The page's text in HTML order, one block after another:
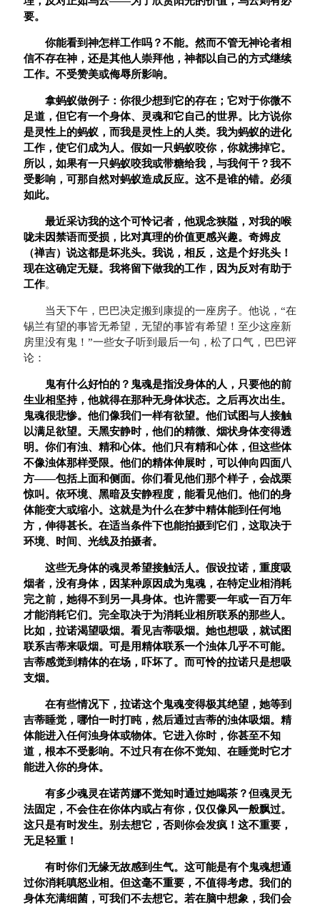
要。
你能看到神怎样工作吗？不能。然而不管无神论者相
信不存在神，还是其他人崇拜他，神都以自己的方式继续
工作。不受赞美或侮辱所影响。
拿蚂蚁做例子：你很少想到它的存在；它对于你微不
足道，但它有一个身体、灵魂和它自己的世界。比方说你
是灵性上的蚂蚁，而我是灵性上的人类。我为蚂蚁的进化
工作，使它们成为人。假如一只蚂蚁咬你，你就拂掉它。
所以，如果有一只蚂蚁咬我或带糖给我，与我何干？我不
受影响，可那自然对蚂蚁造成反应。这不是谁的错。必须
如此。
最近采访我的这个可怜记者，他观念狭隘，对我的喉
咙未因禁语而受损，比对真理的价值更感兴趣。奇姆皮
（禅吉）说这都是坏兆头。我说，相反，这是个好兆头！
现在这确定无疑。我将留下做我的工作，因为反对有助于
工作。
当天下午，巴巴决定搬到康提的一座房子。他说，“在
锡兰有望的事皆无希望，无望的事皆有希望！至少这座新
房里没有鬼！”一些女子听到最后一句，松了口气，巴巴评
论：
鬼有什么好怕的？鬼魂是指没身体的人，只要他的前
生业相坚持，他就得在那种无身体状态。之后再次出生。
鬼魂很悲惨。他们像我们一样有欲望。他们试图与人接触
以满足欲望。天黑安静时，他们的精微、烟状身体变得透
明。你们有浊、精和心体。他们只有精和心体，但这些体
不像浊体那样受限。他们的精体伸展时，可以伸向四面八
方——包括上面和侧面。你们看见他们那个样子，会战栗
惊叫。依环境、黑暗及安静程度，能看见他们。他们的身
体能变大或缩小。这就是为什么在梦中精体能到任何地
方，伸得甚长。在适当条件下也能拍摄到它们，这取决于
环境、时间、光线及拍摄者。
这些无身体的魂灵希望接触活人。假设拉诺，重度吸
烟者，没有身体，因某种原因成为鬼魂，在特定业相消耗
完之前，她得不到另一具身体。也许需要一年或一百万年
才能消耗它们。完全取决于为消耗业相所联系的那些人。
比如，拉诺渴望吸烟。看见吉蒂吸烟。她也想吸，就试图
联系吉蒂来吸烟。可是用精体联系一个浊体几乎不可能。
吉蒂感觉到精体的在场，吓坏了。而可怜的拉诺只是想吸
支烟。
在有些情况下，拉诺这个鬼魂变得极其绝望，她等到
吉蒂睡觉，哪怕一时打盹，然后通过吉蒂的浊体吸烟。精
体能进入任何浊身体或物体。它进入你时，你甚至不知
道，根本不受影响。不过只有在你不觉知、在睡觉时它才
能进入你的身体。
有多少魂灵在诺芮娜不觉知时通过她喝茶？但魂灵无
法固定，不会住在你体内或占有你，仅仅像风一般飘过。
这只是有时发生。别去想它，否则你会发疯！这不重要，
无足轻重！
有时你们无缘无故感到生气。这可能是有个鬼魂想通
过你消耗嗔怒业相。但这毫不重要，不值得考虑。我们的
身体充满细菌，可我们不去想它。若在脑中想象，我们会